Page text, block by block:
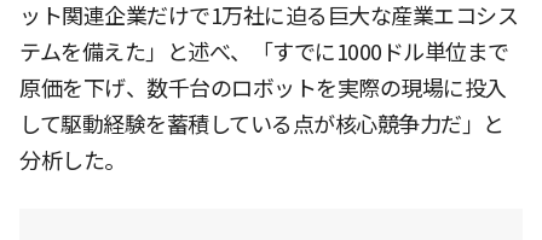
ット関連企業だけで1万社に迫る巨大な産業エコシス
テムを備えた」と述べ、「すでに1000ドル単位まで
原価を下げ、数千台のロボットを実際の現場に投入
して駆動経験を蓄積している点が核心競争力だ」と
分析した。